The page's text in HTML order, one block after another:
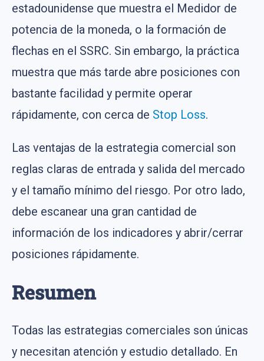
estadounidense que muestra el Medidor de
potencia de la moneda, o la formación de
flechas en el SSRC. Sin embargo, la práctica
muestra que más tarde abre posiciones con
bastante facilidad y permite operar
rápidamente, con cerca de Stop Loss.
Las ventajas de la estrategia comercial son
reglas claras de entrada y salida del mercado
y el tamaño mínimo del riesgo. Por otro lado,
debe escanear una gran cantidad de
información de los indicadores y abrir/cerrar
posiciones rápidamente.
Resumen
Todas las estrategias comerciales son únicas
y necesitan atención y estudio detallado. En